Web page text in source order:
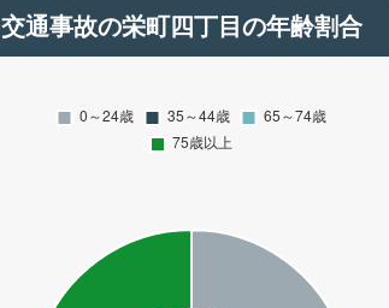
交通事故の栄町四丁目の年齢割合